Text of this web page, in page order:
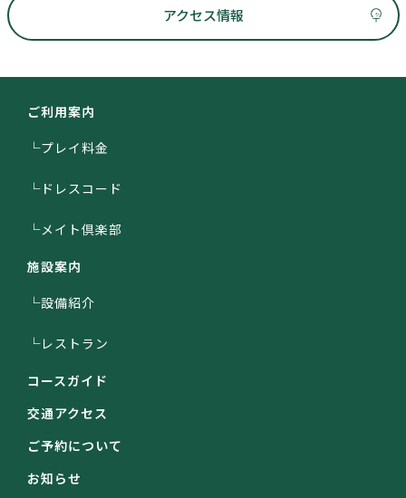
アクセス情報
ご利用案内
└プレイ料金
└ドレスコード
└メイト倶楽部
施設案内
└設備紹介
└レストラン
コースガイド
交通アクセス
ご予約について
お知らせ